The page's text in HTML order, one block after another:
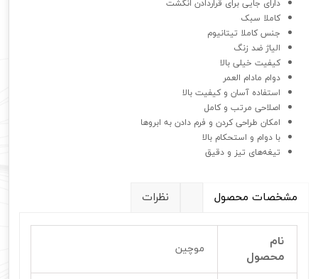
دارای جایی برای قراردادن انگشت
کاملا سبک
جنس کاملا تیتانیوم
الیاژ ضد زنگ
کیفیت خیلی بالا
دوام مادام العمر
استفاده آسان و کیفیت بالا
اصلاحی مرتب و کامل
امکان طراحی کردن و فرم دادن به ابروها
با دوام و استحکام بالا
تیغه‌های تیز و دقیق
مشخصات محصول نظرات
نام
محصول
موچین